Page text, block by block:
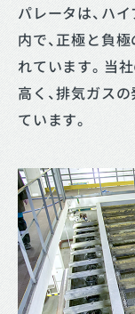
パレータは、ハ
内で、正極と負
れています。当
高く、排気ガス
ています。